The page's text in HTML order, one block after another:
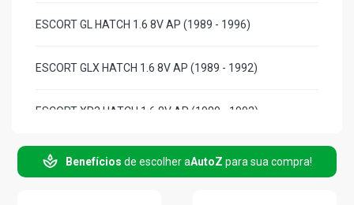
ESCORT GL HATCH 1.6 8V AP (1989 - 1996)
ESCORT GLX HATCH 1.6 8V AP (1989 - 1992)
ESCORT XR3 HATCH 1.6 8V AP (1989 - 1992)
ESCORT XR3 CONVERSIVEL HATCH 1.6 8V AP (1989 -
1992)
Benefícios de escolher aAutoZ para sua compra!